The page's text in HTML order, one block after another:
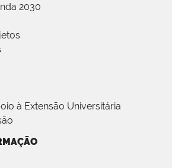
2030
à Extensão Universitária